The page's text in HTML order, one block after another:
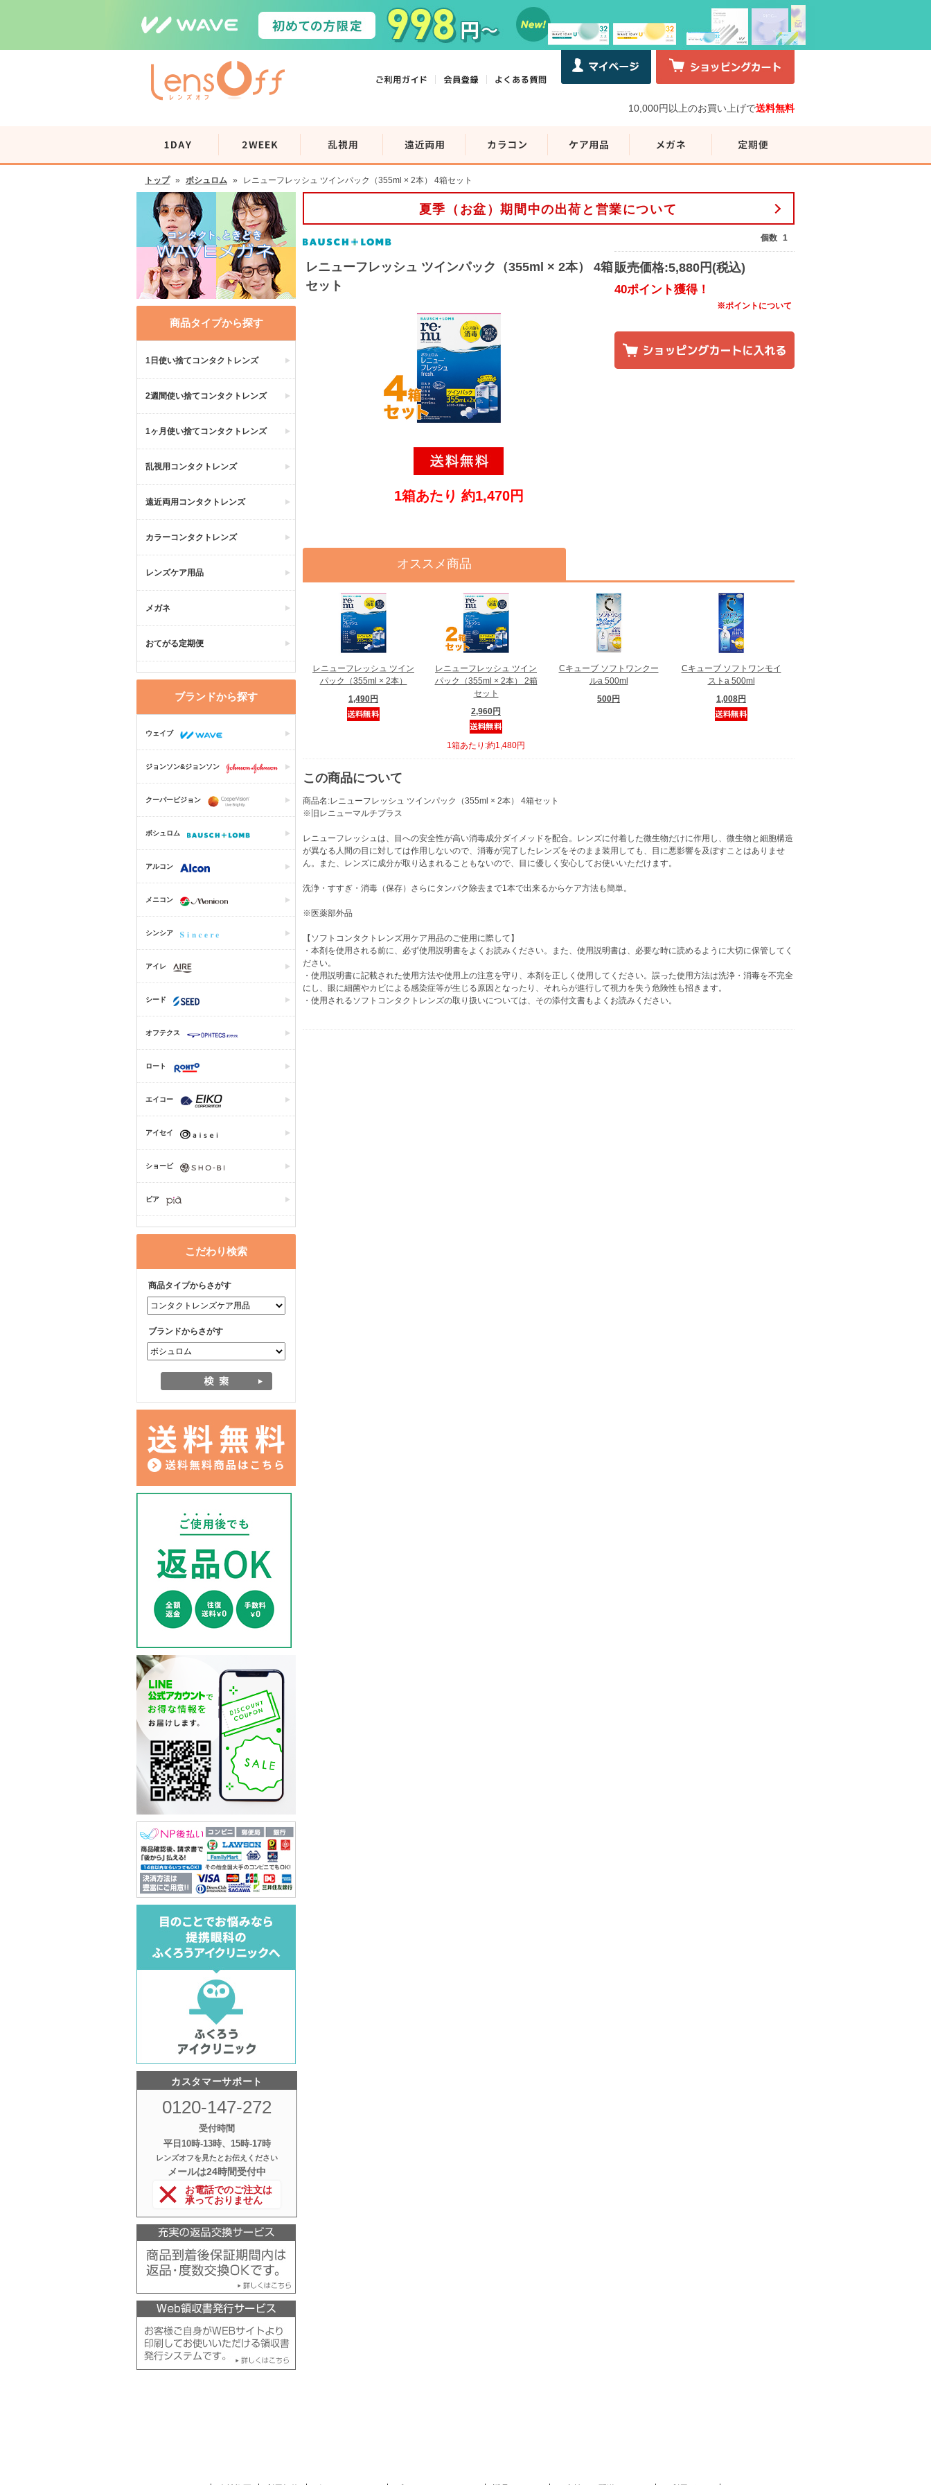
10,000円以上のお買い上げで送料無料
トップ » ボシュロム » レニューフレッシュ ツインパック（355ml × 2本） 4箱セット
商品タイプから探す
1日使い捨てコンタクトレンズ
2週間使い捨てコンタクトレンズ
1ヶ月使い捨てコンタクトレンズ
乱視用コンタクトレンズ
遠近両用コンタクトレンズ
カラーコンタクトレンズ
レンズケア用品
メガネ
おてがる定期便
ブランドから探す
ウェイブ
ジョンソン&ジョンソン
クーパービジョン
ボシュロム
アルコン
メニコン
シンシア
アイレ
シード
オフテクス
ロート
エイコー
アイセイ
ショービ
ピア
こだわり検索
商品タイプからさがす
ブランドからさがす
カスタマーサポート
0120-147-272
受付時間
平日10時‐13時、15時‐17時
レンズオフを見たとお伝えください
メールは24時間受付中
お電話でのご注文は
承っておりません
夏季（お盆）期間中の出荷と営業について
レニューフレッシュ ツインパック（355ml × 2本） 4箱
セット
1箱あたり 約1,470円
個数 1
販売価格:5,880円(税込)
40ポイント獲得！
※ポイントについて
オススメ商品
レニューフレッシュ ツイン
パック（355ml × 2本）
1,490円
レニューフレッシュ ツイン
パック（355ml × 2本） 2箱
セット
2,960円
1箱あたり:約1,480円
Cキューブ ソフトワンクー
ルa 500ml
500円
Cキューブ ソフトワンモイ
ストa 500ml
1,008円
この商品について
商品名:レニューフレッシュ ツインパック（355ml × 2本） 4箱セット
※旧レニューマルチプラス
レニューフレッシュは、目への安全性が高い消毒成分ダイメッドを配合。レンズに付着した微生物だけに作用し、微生物と細胞構造
が異なる人間の目に対しては作用しないので、消毒が完了したレンズをそのまま装用しても、目に悪影響を及ぼすことはありませ
ん。また、レンズに成分が取り込まれることもないので、目に優しく安心してお使いいただけます。
洗浄・すすぎ・消毒（保存）さらにタンパク除去まで1本で出来るからケア方法も簡単。
※医薬部外品
【ソフトコンタクトレンズ用ケア用品のご使用に際して】
・本剤を使用される前に、必ず使用説明書をよくお読みください。また、使用説明書は、必要な時に読めるように大切に保管してく
ださい。
・使用説明書に記載された使用方法や使用上の注意を守り、本剤を正しく使用してください。誤った使用方法は洗浄・消毒を不完全
にし、眼に細菌やカビによる感染症等が生じる原因となったり、それらが進行して視力を失う危険性も招きます。
・使用されるソフトコンタクトレンズの取り扱いについては、その添付文書もよくお読みください。